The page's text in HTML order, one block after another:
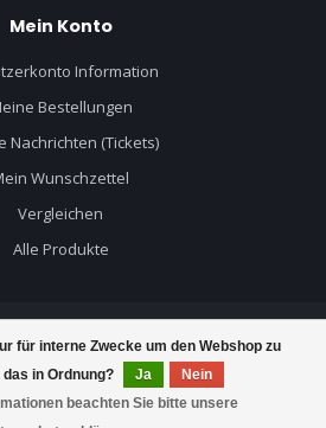
für interne Zwecke um den Webshop zu
in Ordnung?
Ja
Nein
beachten Sie bitte unsere
Mein Konto
Information
Bestellungen
Nachrichten (Tickets)
Wunschzettel
Vergleichen
Alle Produkte
Teile - Powered byLightspeed
Dyvelopment